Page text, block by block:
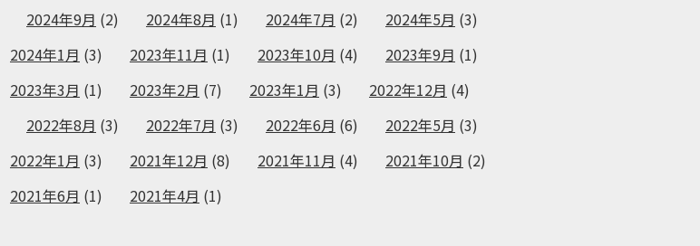
2024年9月 (2) 2024年8月 (1) 2024年7月 (2) 2024年5月 (3)
2024年1月 (3) 2023年11月 (1) 2023年10月 (4) 2023年9月 (1)
2023年3月 (1) 2023年2月 (7) 2023年1月 (3) 2022年12月 (4)
2022年8月 (3) 2022年7月 (3) 2022年6月 (6) 2022年5月 (3)
2022年1月 (3) 2021年12月 (8) 2021年11月 (4) 2021年10月 (2)
2021年6月 (1) 2021年4月 (1)